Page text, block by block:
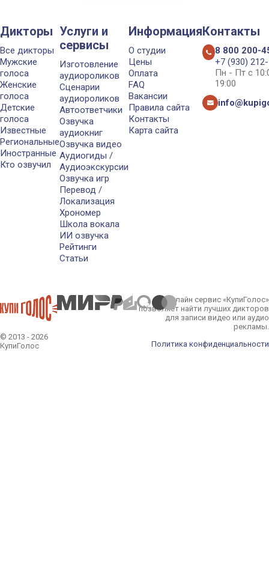
Дикторы
Все дикторы
Мужские
голоса
Женские
голоса
Детские
голоса
Известные
Региональные
Иностранные
Кто озвучил
Услуги и
сервисы
Изготовление
аудиороликов
Сценарии
аудиороликов
Автоответчики
Озвучка
аудиокниг
Озвучка видео
Аудиогиды /
Аудиоэкскурсии
Озвучка игр
Перевод /
Локализация
Хрономер
Школа вокала
ИИ озвучка
Рейтинги
Статьи
Информация
О студии
Цены
Оплата
FAQ
Вакансии
Правила сайта
Контакты
Карта сайта
Контакты
8 800 200-
+7 (930)
Пн - Пт с
19:00
© 2013 - 2026
КупиГолос
Онлайн сервис «КупиГолос»
позволяет найти лучших дикторов
для записи видео или аудио
рекламы.
Политика конфиденциальности